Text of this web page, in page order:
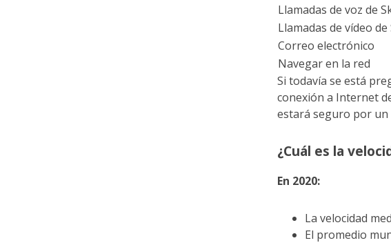
Llamadas de voz de
Llamadas de vídeo de
Correo electrónico
Navegar en la red
Si todavía se está
conexión a Internet
estará seguro por
¿Cuál es la
En 2020:
La velocidad
El promedio